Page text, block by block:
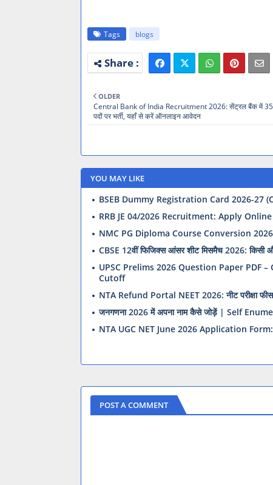
Tags blogs
OLDER
Central Bank of India Recruitment 2026: सेंट्रल बैंक में
पदों पर भर्ती, यहाँ से करें ऑनलाइन आवेदन
YOU MAY LIKE
BSEB Dummy Registration Card 2026-27
RRB JE 04/2026 Recruitment: Apply
NMC PG Diploma Course Conversion
CBSE 12वीं फिजिक्स आंसर शीट मिसमैच 2026: किसी और
UPSC Prelims 2026 Question Paper PDF –
Cutoff
NTA Refund Portal NEET 2026: नीट परीक्षा
जनगणना 2026 में अपना नाम कैसे जोड़ें | Self
NTA UGC NET June 2026 Application Form:
POST A COMMENT